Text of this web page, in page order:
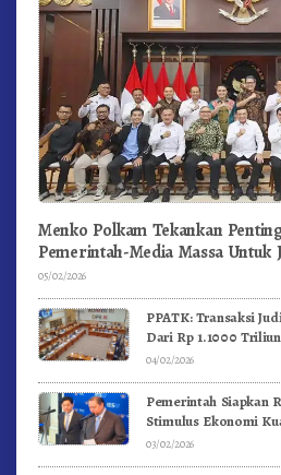
Menko Polkam Tekankan
Pemerintah-Media Massa Untuk
05/02/2026
PPATK: Transaksi
Dari Rp 1.1000
04/02/2026
Pemerintah Siapkan
Stimulus Ekonomi
03/02/2026